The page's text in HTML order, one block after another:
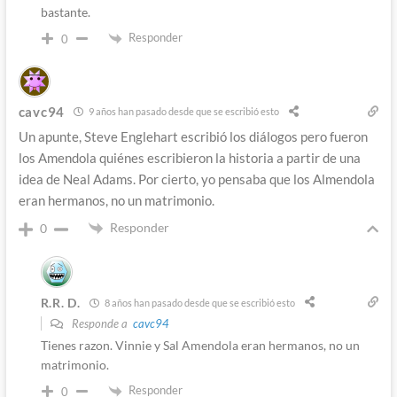
bastante.
0 Responder
cavc94 9 años han pasado desde que se escribió esto
Un apunte, Steve Englehart escribió los diálogos pero fueron
los Amendola quiénes escribieron la historia a partir de una
idea de Neal Adams. Por cierto, yo pensaba que los Almendola
eran hermanos, no un matrimonio.
0 Responder
R.R. D. 8 años han pasado desde que se escribió esto
Responde a cavc94
Tienes razon. Vinnie y Sal Amendola eran hermanos, no un
matrimonio.
0 Responder